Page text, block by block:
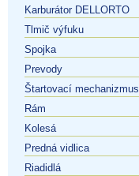
Karburátor DELLORTO
Tlmič výfuku
Spojka
Prevody
Štartovací mechanizmus
Rám
Kolesá
Predná vidlica
Riadidlá